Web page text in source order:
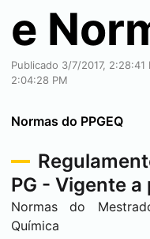
e
Publicado 3/7/2017,
2:04:28 PM
Normas do PPGEQ
PG - Vigente
Normas do
Química